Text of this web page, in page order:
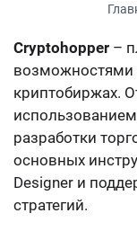
Cryptohopper –
возможностями
криптобиржах.
использованием
разработки
основных
Designer и
стратегий.